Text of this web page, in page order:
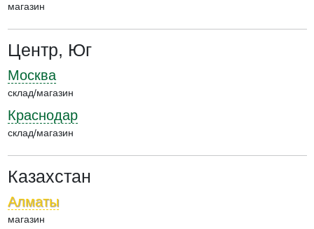
магазин
Центр, Юг
Москва
склад/магазин
Краснодар
склад/магазин
Казахстан
Алматы
магазин